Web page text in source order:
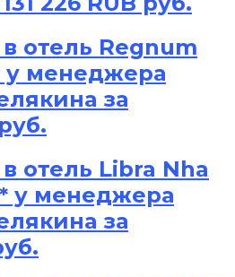
отель Regnum
у менеджера
за
отель Libra Nha
у менеджера
за